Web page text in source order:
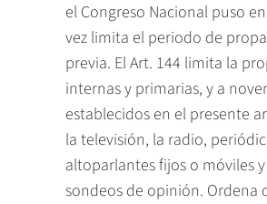
el Congreso Nacional puso
vez limita el periodo de
previa. El Art. 144 limita la
internas y primarias, y a
establecidos en el presente
la televisión, la radio,
altoparlantes fijos o móviles
sondeos de opinión. Ordena